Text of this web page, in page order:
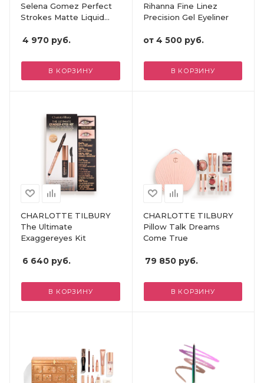
Selena Gomez Perfect
Strokes Matte Liquid
4 970 руб.
В КОРЗИНУ
Rihanna Fine Linez
Precision Gel Eyeliner​
от 4 500 руб.
В КОРЗИНУ
CHARLOTTE TILBURY
The Ultimate
Exaggereyes Kit
6 640 руб.
В КОРЗИНУ
CHARLOTTE TILBURY
Pillow Talk Dreams
Come True
79 850руб.
В КОРЗИНУ